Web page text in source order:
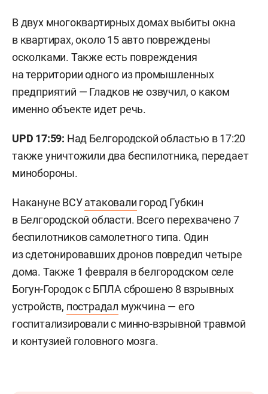
В двух многоквартирных домах выбиты окна
в квартирах, около 15 авто повреждены
осколками. Также есть повреждения
на территории одного из промышленных
предприятий — Гладков не озвучил, о каком
именно объекте идет речь.
UPD 17:59: Над Белгородской областью в 17:20
также уничтожили два беспилотника, передает
минобороны.
Накануне ВСУатаковали город Губкин
в Белгородской области. Всего перехвачено 7
беспилотников самолетного типа. Один
из сдетонировавших дронов повредил четыре
дома. Также 1 февраля в белгородском селе
Богун-Городок с БПЛА сброшено 8 взрывных
устройств, пострадал мужчина — его
госпитализировали с минно-взрывной травмой
и контузией головного мозга.